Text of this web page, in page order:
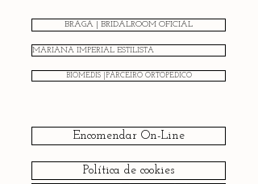
BRAGA | BRIDALROOM OFICIAL
MARIANA IMPERIAL ESTILISTA
BIOMEDIS |PARCEIRO ORTOPÉDICO
Encomendar On-Line
Política de cookies